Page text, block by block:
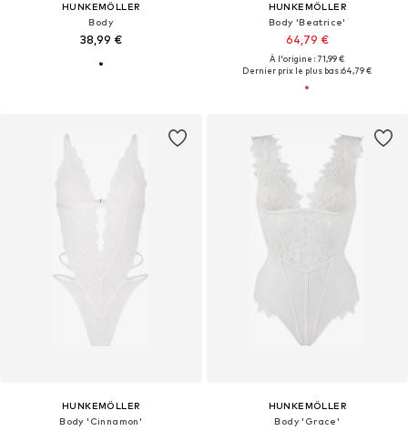
HUNKEMÖLLER
Body
38,99 €
HUNKEMÖLLER
Body 'Beatrice'
64,79 €
À l'origine : 71,99 €
Dernier prix le plus bas :64,79 €
HUNKEMÖLLER
Body 'Cinnamon'
HUNKEMÖLLER
Body 'Grace'